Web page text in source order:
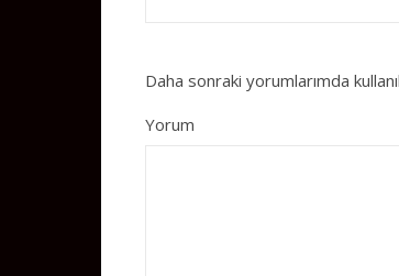
Daha sonraki yorumlarımda
Yorum